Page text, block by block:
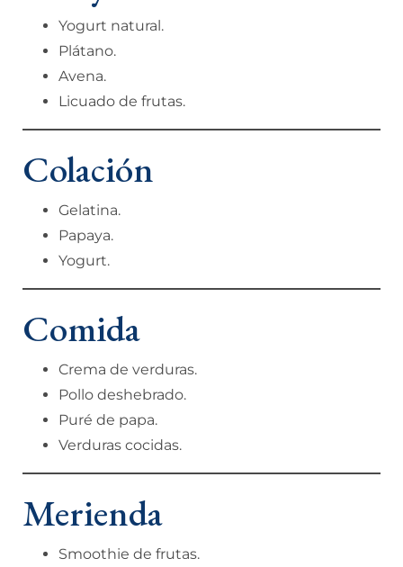
Yogurt natural.
Plátano.
Avena.
Licuado de frutas.
Colación
Gelatina.
Papaya.
Yogurt.
Comida
Crema de verduras.
Pollo deshebrado.
Puré de papa.
Verduras cocidas.
Merienda
Smoothie de frutas.